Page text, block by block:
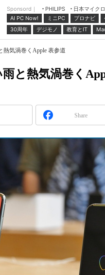
Sponsord｜ PHILIPS 日本マイク
AI PC Now!
ミニPC プロナビ
30周年
デジモノ 教育とIT
熱気渦巻くApple 表参道
と熱気渦巻く
Share